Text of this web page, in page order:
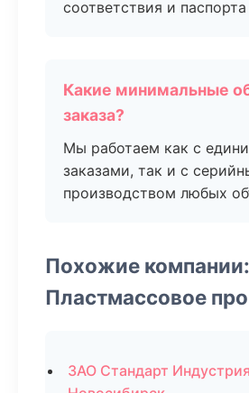
соответствия и паспорта
Какие минимальные
заказа?
Мы работаем как с
заказами, так и с
производством любых
Похожие компании:
Пластмассовое
ЗАО Стандарт